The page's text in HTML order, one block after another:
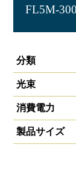
FL5M-
分類
光束
消費電力
製品サイズ